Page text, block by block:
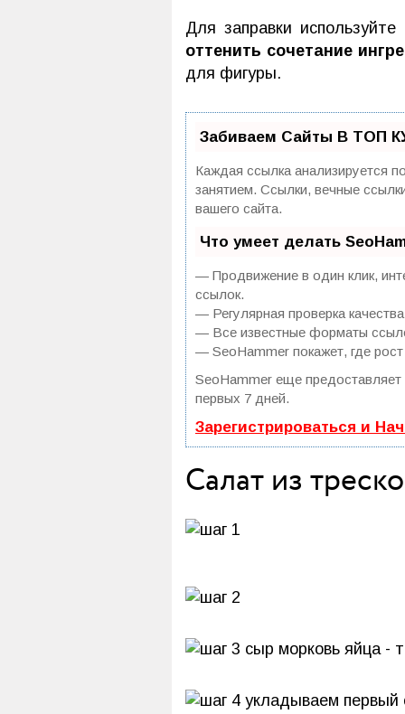
Для заправки используйте
оттенить сочетание
для фигуры.
Забиваем Сайты В ТОП
Каждая ссылка анализируется
занятием. Ссылки, вечные
вашего сайта.
Что умеет делать
— Продвижение в один клик,
ссылок.
— Регулярная проверка
— Все известные форматы
— SeoHammer покажет, где
SeoHammer еще
первых 7 дней.
Зарегистрироваться и
Салат из